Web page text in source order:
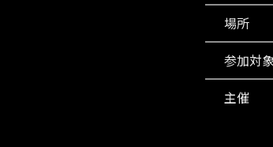
場所
参加対
主催